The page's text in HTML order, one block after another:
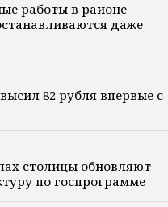
работы в районе
даже
82 рубля впервые с
столицы обновляют
по госпрограмме